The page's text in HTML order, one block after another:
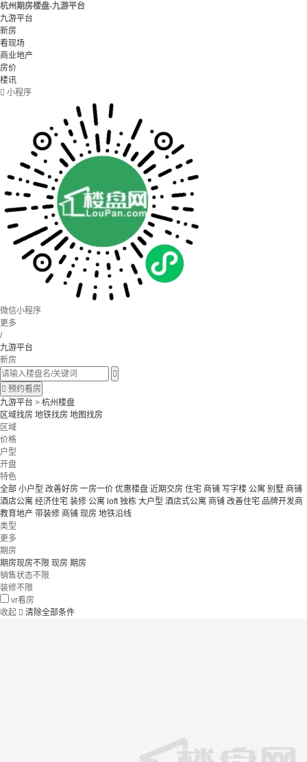
杭州期房楼盘-九游平台
九游平台
新房
看现场
商业地产
房价
楼讯
 小程序
微信小程序
更多
/
九游平台
新房

 预约看房
九游平台 > 杭州楼盘
区域找房 地铁找房 地图找房
区域
价格
户型
开盘
特色
全部 小户型 改善好房 一房一价 优惠楼盘 近期交房 住宅 商铺 写字楼 公寓 别墅 商铺
酒店公寓 经济住宅 装修 公寓 loft独栋 大户型 酒店式公寓 商铺 改善住宅 品牌开发商
教育地产 带装修 商铺 现房 地铁沿线
类型
更多
期房
期房现房不限 现房 期房
销售状态不限
装修不限
vr看房
收起  清除全部条件